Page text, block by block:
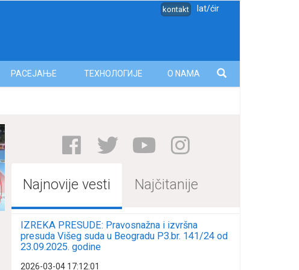
kontakt lat/ćir
РАСЕЈАЊЕ ТЕХНОЛОГИЈЕ O NAMA
Najnovije vesti Najčitanije
IZREKA PRESUDE: Pravosnažna i izvršna
presuda Višeg suda u Beogradu P3.br. 141/24 od
23.09.2025. godine
2026-03-04 17:12:01